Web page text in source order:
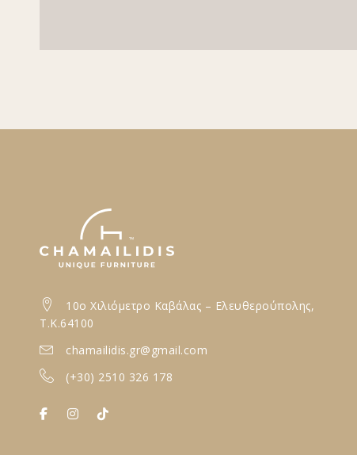
10ο Xιλιόμετρο Καβάλας – Ελευθερούπολης,
T.K.64100
chamailidis.gr@gmail.com
(+30) 2510 326 178